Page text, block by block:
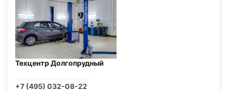
Техцентр Долгопрудный
+7 (495) 032-08-22